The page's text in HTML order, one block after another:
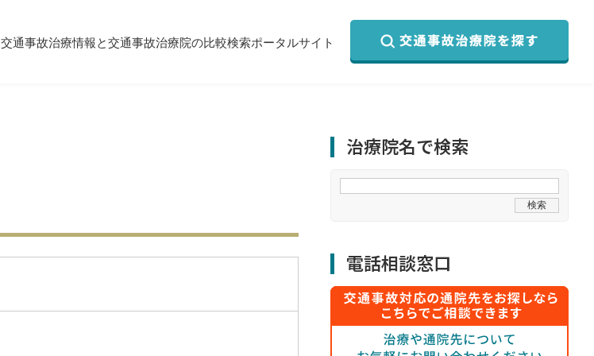
交通事故治療情報と交通事故治療院の比較検索ポータルサイト
治療院名で検索
電話相談窓口